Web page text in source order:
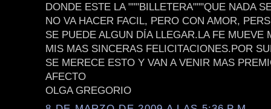
DONDE ESTE LA """BILLETERA"""QUE NADA
NO VA HACER FACIL, PERO CON AMOR,
SE PUEDE ALGUN DÍA LLEGAR.LA FE MUEVE
MIS MAS SINCERAS FELICITACIONES.POR
SE MERECE ESTO Y VAN A VENIR MAS
AFECTO
OLGA GREGORIO